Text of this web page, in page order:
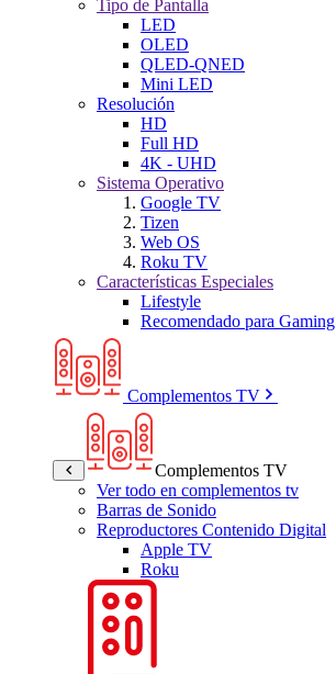
Tipo de Pantalla
LED
OLED
QLED-QNED
Mini LED
Resolución
HD
Full HD
4K - UHD
Sistema Operativo
Google TV
Tizen
Web OS
Roku TV
Características Especiales
Lifestyle
Recomendado para Gaming
Complementos TV
Complementos TV
Ver todo en complementos tv
Barras de Sonido
Reproductores Contenido Digital
Apple TV
Roku